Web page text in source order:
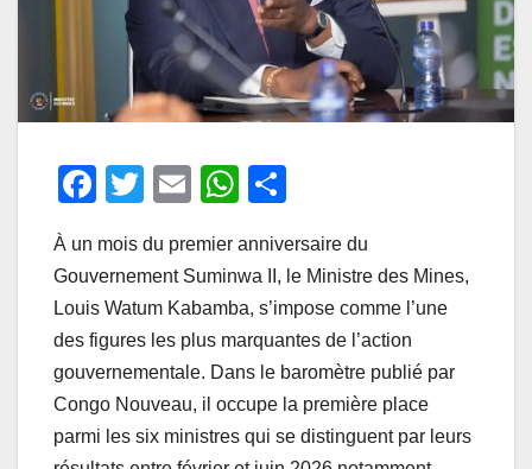
F
c
e
b
o
o
k
T
tt
er
E
ail
W
at
s
A
p
p
ta
g
er
À un mois du premier anniversaire du
Gouvernement Suminwa II, le Ministre des Mines,
Louis Watum Kabamba, s’impose comme l’une
des figures les plus marquantes de l’action
gouvernementale. Dans le baromètre publié par
Congo Nouveau, il occupe la première place
parmi les six ministres qui se distinguent par leurs